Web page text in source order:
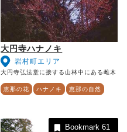
大円寺ハナノキ
岩村町エリア
大円寺弘法堂に接する山林中にある雌木
恵那の花 ハナノキ 恵那の自然
Bookmark 61